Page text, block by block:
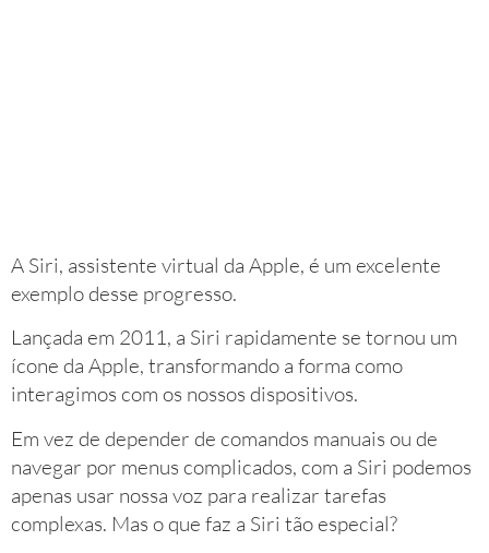
A Siri, assistente virtual da Apple, é um excelente
exemplo desse progresso.
Lançada em 2011, a Siri rapidamente se tornou um
ícone da Apple, transformando a forma como
interagimos com os nossos dispositivos.
Em vez de depender de comandos manuais ou de
navegar por menus complicados, com a Siri podemos
apenas usar nossa voz para realizar tarefas
complexas. Mas o que faz a Siri tão especial?